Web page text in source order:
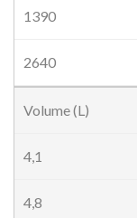
1390
2640
Volume (L)
4,1
4,8